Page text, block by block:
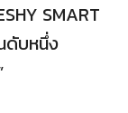
SMART
ดับหนึ่ง